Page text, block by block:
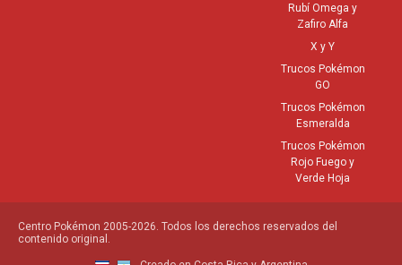
Rubí Omega y
Zafiro Alfa
X y Y
Trucos Pokémon
GO
Trucos Pokémon
Esmeralda
Trucos Pokémon
Rojo Fuego y
Verde Hoja
Centro Pokémon 2005-2026. Todos los derechos reservados del
contenido original.